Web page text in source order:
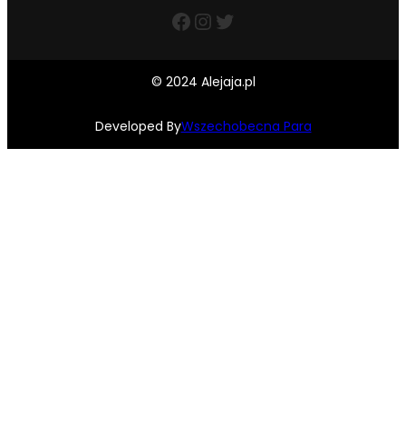
Facebook InstagramTwitter
© 2024 Alejaja.pl
Developed ByWszechobecna Para